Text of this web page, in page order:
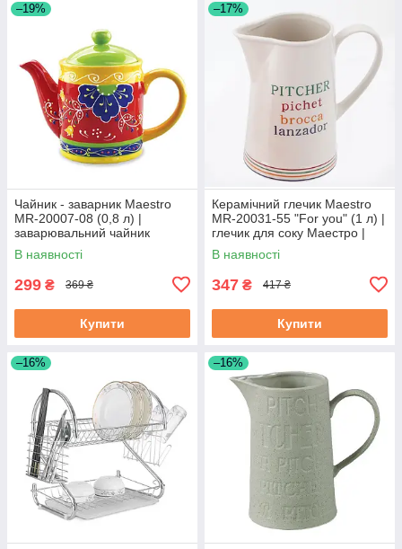
–19%
Чайник - заварник Maestro
MR-20007-08 (0,8 л) |
заварювальний чайник
Маестро | керамічний чайник
Маестро
В наявності
299 ₴ 369 ₴
Купити
–17%
Керамічний глечик Maestro
MR-20031-55 "For you" (1 л) |
глечик для соку Маестро |
ємність для води Маестро
В наявності
347 ₴ 417 ₴
Купити
–16% –16%